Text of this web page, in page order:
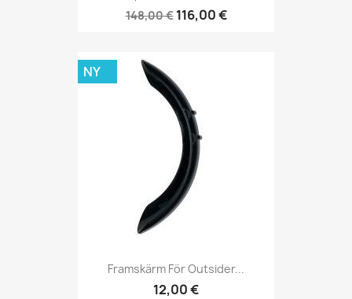
148,00 € 116,00 €
Framskärm För Outsider...
12,00 €
NY